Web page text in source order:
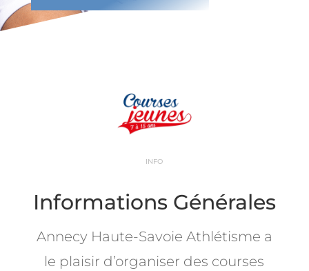
INFO
Informations Générales
Annecy Haute-Savoie Athlétisme a
le plaisir d’organiser des courses